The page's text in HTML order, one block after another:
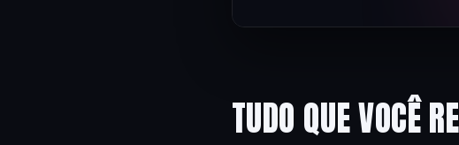
TUDO QUE VOCÊ